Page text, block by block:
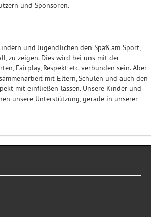
und Sponsoren.
und Jugendlichen den Spaß am Sport,
zu zeigen. Dies wird bei uns mit der
Fairplay, Respekt etc. verbunden sein. Aber
mit Eltern, Schulen und auch den
mit einfließen lassen. Unsere Kinder und
unsere Unterstützung, gerade in unserer